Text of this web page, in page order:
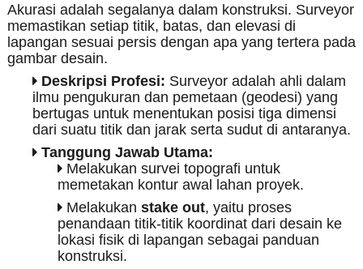
Akurasi adalah segalanya dalam konstruksi. Surveyor
memastikan setiap titik, batas, dan elevasi di
lapangan sesuai persis dengan apa yang tertera pada
gambar desain.
Deskripsi Profesi: Surveyor adalah ahli dalam
ilmu pengukuran dan pemetaan (geodesi) yang
bertugas untuk menentukan posisi tiga dimensi
dari suatu titik dan jarak serta sudut di antaranya.
Tanggung Jawab Utama:
Melakukan survei topografi untuk
memetakan kontur awal lahan proyek.
Melakukan stake out, yaitu proses
penandaan titik-titik koordinat dari desain ke
lokasi fisik di lapangan sebagai panduan
konstruksi.